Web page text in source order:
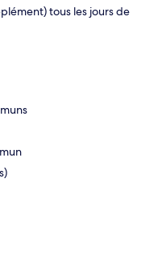
tous les jours de